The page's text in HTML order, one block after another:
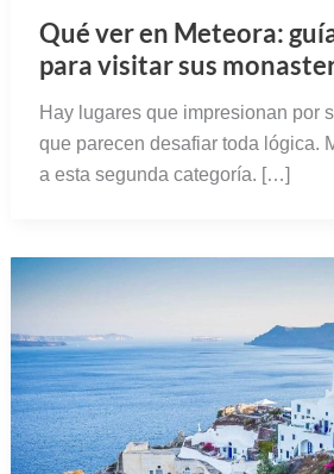
Qué ver en Meteora:
para visitar sus
Hay lugares que impresionan por
que parecen desafiar toda lógica.
a esta segunda categoría. […]